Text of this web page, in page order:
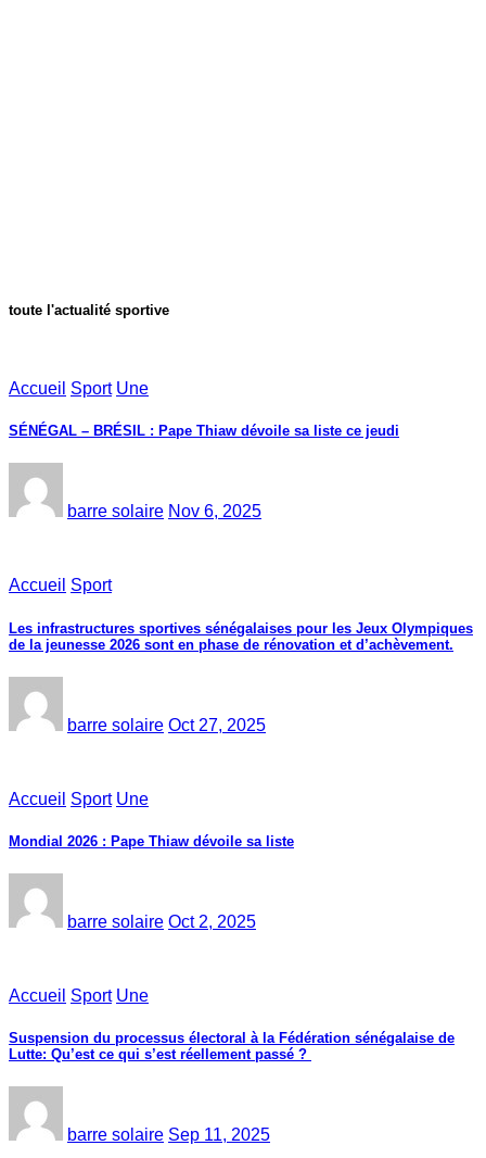
toute l'actualité sportive
Accueil Sport Une
SÉNÉGAL – BRÉSIL : Pape Thiaw dévoile sa liste ce jeudi
barre solaire Nov 6, 2025
Accueil Sport
Les infrastructures sportives sénégalaises pour les Jeux Olympiques
de la jeunesse 2026 sont en phase de rénovation et d’achèvement.
barre solaire Oct 27, 2025
Accueil Sport Une
Mondial 2026 : Pape Thiaw dévoile sa liste
barre solaire Oct 2, 2025
Accueil Sport Une
‎Suspension du processus électoral à la Fédération sénégalaise de
Lutte: Qu’est ce qui s’est réellement passé ? ‎‎
barre solaire Sep 11, 2025